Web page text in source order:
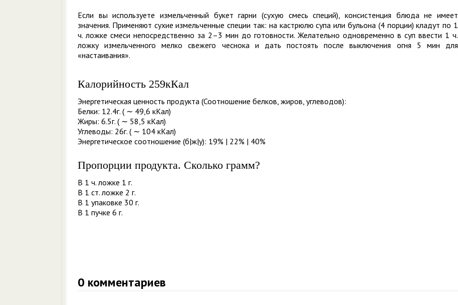
Если вы используете измельченный букет гарни (сухую смесь специй), консистенция блюда не имеет
значения. Применяют сухие измельченные специи так: на кастрюлю супа или бульона (4 порции) кладут по 1
ч. ложке смеси непосредственно за 2–3 мин до готовности. Желательно одновременно в суп ввести 1 ч.
ложку измельченного мелко свежего чеснока и дать постоять после выключения огня 5 мин для
«настаивания».
Калорийность 259кКал
Энергетическая ценность продукта (Соотношение белков, жиров, углеводов):
Белки: 12.4г. ( ∼ 49,6 кКал)
Жиры: 6.5г. ( ∼ 58,5 кКал)
Углеводы: 26г. ( ∼ 104 кКал)
Энергетическое соотношение (б|ж|у): 19% | 22% | 40%
Пропорции продукта. Сколько грамм?
В 1 ч. ложке 1 г.
В 1 ст. ложке 2 г.
В 1 упаковке 30 г.
В 1 пучке 6 г.
0 комментариев